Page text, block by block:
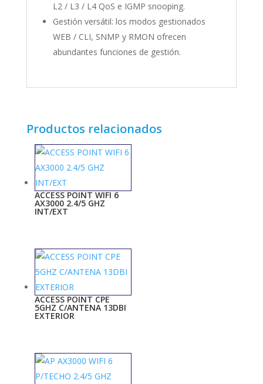
L2 / L3 / L4 QoS e IGMP snooping.
Gestión versátil: los modos gestionados
WEB / CLI, SNMP y RMON ofrecen
abundantes funciones de gestión.
Productos relacionados
ACCESS POINT WIFI 6
AX3000 2.4/5 GHZ
INT/EXT
ACCESS POINT CPE
5GHZ C/ANTENA 13DBI
EXTERIOR